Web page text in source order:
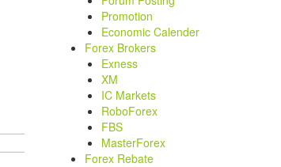
Promotion
Economic Calender
Forex Brokers
Exness
XM
IC Markets
RoboForex
FBS
MasterForex
Forex Rebate